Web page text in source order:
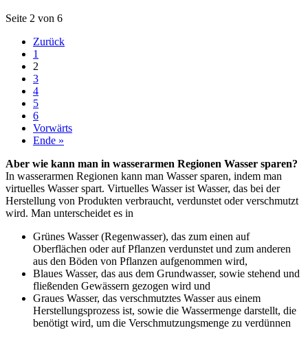
Seite 2 von 6
Zurück
1
2
3
4
5
6
Vorwärts
Ende »
Aber wie kann man in wasserarmen Regionen Wasser sparen?
In wasserarmen Regionen kann man Wasser sparen, indem man
virtuelles Wasser spart. Virtuelles Wasser ist Wasser, das bei der
Herstellung von Produkten verbraucht, verdunstet oder verschmutzt
wird. Man unterscheidet es in
Grünes Wasser (Regenwasser), das zum einen auf
Oberflächen oder auf Pflanzen verdunstet und zum anderen
aus den Böden von Pflanzen aufgenommen wird,
Blaues Wasser, das aus dem Grundwasser, sowie stehend und
fließenden Gewässern gezogen wird und
Graues Wasser, das verschmutztes Wasser aus einem
Herstellungsprozess ist, sowie die Wassermenge darstellt, die
benötigt wird, um die Verschmutzungsmenge zu verdünnen